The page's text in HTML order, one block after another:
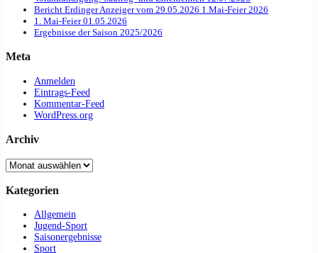
Bericht Erdinger Anzeiger vom 29.05.2026 1.Mai-Feier 2026
1. Mai-Feier 01.05.2026
Ergebnisse der Saison 2025/2026
Meta
Anmelden
Eintrags-Feed
Kommentar-Feed
WordPress.org
Archiv
Archiv
Kategorien
Allgemein
Jugend-Sport
Saisonergebnisse
Sport